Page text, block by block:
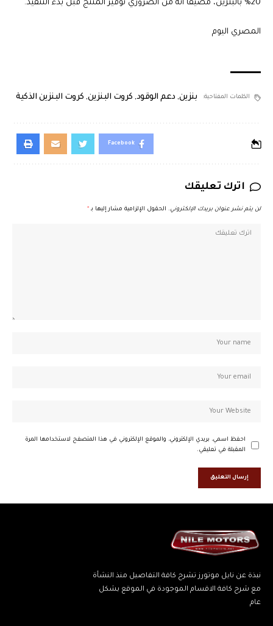
20% بالبنزين، مضيفا أنه من الضروري توفير المنتج قبل بدء التنفيذ.
المصري اليوم
الكلمات المفتاحية: بنزين, دعم الوقود, كروت البنزين, كروت البنزين الذكية
Facebook
اترك تعليقك
لن يتم نشر عنوان بريدك الإلكتروني. الحقول الإلزامية مشار إليها بـ *
احفظ اسمي، بريدي الإلكتروني، والموقع الإلكتروني في هذا المتصفح لاستخدامها المرة
المقبلة في تعليقي.
نبذة عن نايل موتورز تشرح كافة التفاصيل منذ النشأة
مع شرح كافة الاقسام الموجودة في الموقع بشكل
عام